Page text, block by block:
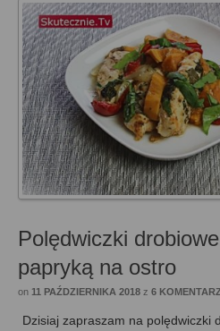
Polędwiczki
papryką na ostro
on 11 PAŹDZIERNIKA 2018 z 6
Dzisiaj zapraszam na polędwiczki